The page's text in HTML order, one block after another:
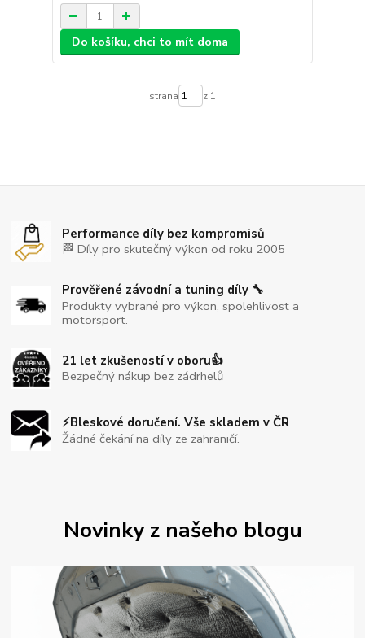
Do košíku, chci to mít doma
strana z 1
Performance díly bez kompromisů
🏁 Díly pro skutečný výkon od roku 2005
Prověřené závodní a tuning díly 🔧
Produkty vybrané pro výkon, spolehlivost a
motorsport.
21 let zkušeností v oboru👍
Bezpečný nákup bez zádrhelů
⚡Bleskové doručení. Vše skladem v ČR
Žádné čekání na díly ze zahraničí.
Novinky z našeho blogu